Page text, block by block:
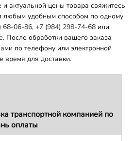
актуальной цены товара свяжитесь
удобным способом по одному
68-06-86, +7 (984) 298-74-68 или
После обработки вашего заказа
по телефону или электронной
время для доставки.
транспортной компанией по
оплаты